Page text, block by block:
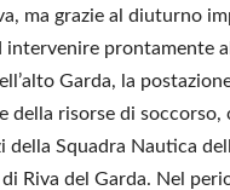
ma grazie al diuturno
intervenire prontamente
Garda, la
della risorse di
della Squadra Nautica
Riva del Garda. Nel